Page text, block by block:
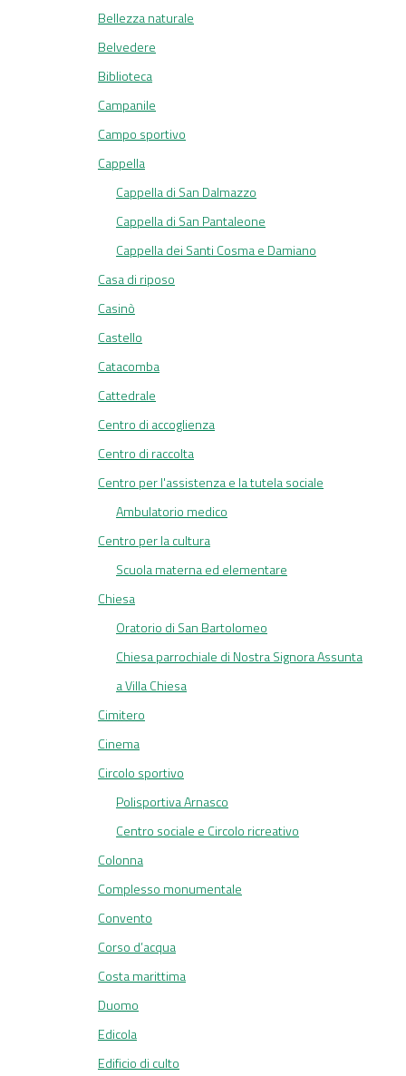
Bellezza naturale
Belvedere
Biblioteca
Campanile
Campo sportivo
Cappella
Cappella di San Dalmazzo
Cappella di San Pantaleone
Cappella dei Santi Cosma e Damiano
Casa di riposo
Casinò
Castello
Catacomba
Cattedrale
Centro di accoglienza
Centro di raccolta
Centro per l'assistenza e la tutela sociale
Ambulatorio medico
Centro per la cultura
Scuola materna ed elementare
Chiesa
Oratorio di San Bartolomeo
Chiesa parrochiale di Nostra Signora Assunta
a Villa Chiesa
Cimitero
Cinema
Circolo sportivo
Polisportiva Arnasco
Centro sociale e Circolo ricreativo
Colonna
Complesso monumentale
Convento
Corso d’acqua
Costa marittima
Duomo
Edicola
Edificio di culto